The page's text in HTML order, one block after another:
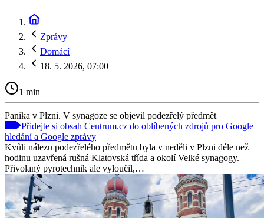
Zprávy
Domácí
18. 5. 2026, 07:00
1 min
Panika v Plzni. V synagoze se objevil podezřelý předmět
Přidejte si obsah Centrum.cz do oblíbených zdrojů pro Google
hledání a Google zprávy
Kvůli nálezu podezřelého předmětu byla v neděli v Plzni déle než
hodinu uzavřená rušná Klatovská třída a okolí Velké synagogy.
Přivolaný pyrotechnik ale vyloučil,…